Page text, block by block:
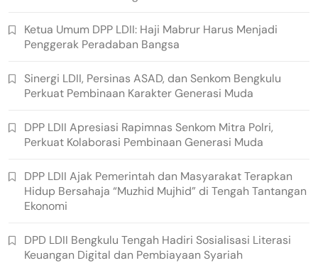
Ketua Umum DPP LDII: Haji Mabrur Harus Menjadi
Penggerak Peradaban Bangsa
Sinergi LDII, Persinas ASAD, dan Senkom Bengkulu
Perkuat Pembinaan Karakter Generasi Muda
DPP LDII Apresiasi Rapimnas Senkom Mitra Polri,
Perkuat Kolaborasi Pembinaan Generasi Muda
DPP LDII Ajak Pemerintah dan Masyarakat Terapkan
Hidup Bersahaja “Muzhid Mujhid” di Tengah Tantangan
Ekonomi
DPD LDII Bengkulu Tengah Hadiri Sosialisasi Literasi
Keuangan Digital dan Pembiayaan Syariah